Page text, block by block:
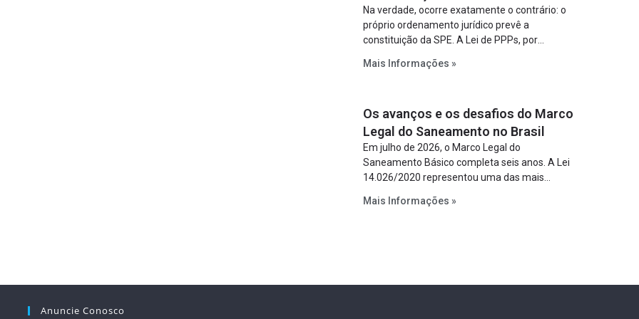
Na verdade, ocorre exatamente o contrário: o
próprio ordenamento jurídico prevê a
constituição da SPE. A Lei de PPPs, por
constitua uma SPE para implantar e gerir o
Lei de Concessões, a figura é facultativa e
sujeita a uma escolha racional de projeto a
projeto.
Mais Informações »
Os avanços e os desafios do Marco
Legal do Saneamento no Brasil
Em julho de 2026, o Marco Legal do
Saneamento Básico completa seis anos. A Lei
14.026/2020 representou uma das mais
estabelecer metas claras para a
mecanismos voltados à segurança jurídica dos
Mais Informações »
Anuncie Conosco